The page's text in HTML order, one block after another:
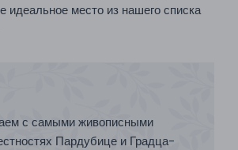
идеальное место из нашего списка
с самыми живописными
Пардубице и Градца-